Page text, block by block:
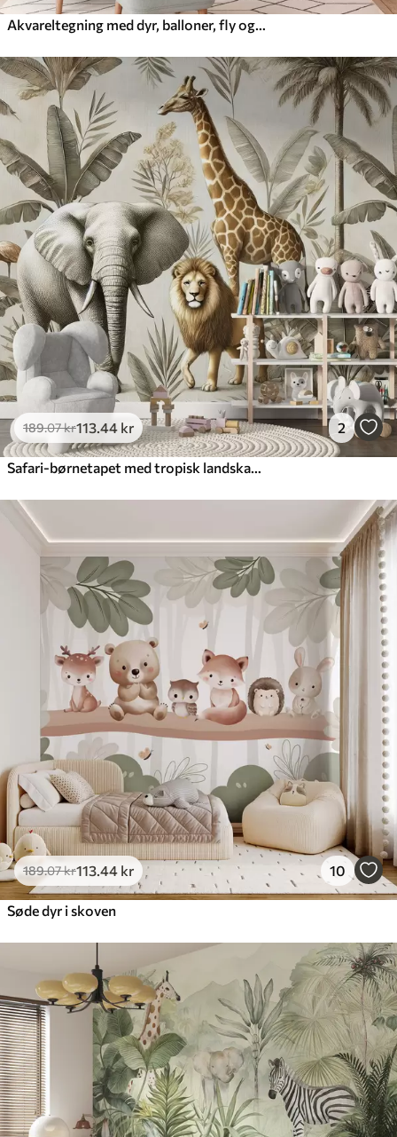
189.07kr113 .44 kr 2
189.07kr113 .44 kr 10
Søde dyr i skoven